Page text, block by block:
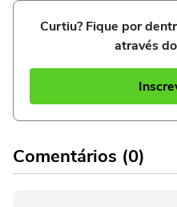
Curtiu? Fique por
através
Comentários (0)